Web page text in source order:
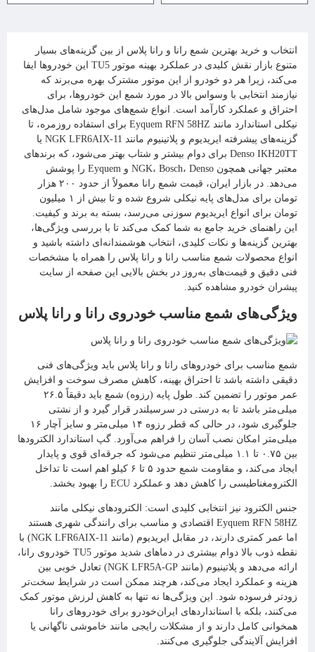
انتخاب و خرید بهترین شمع رانا و رانا پلاس از بین گزینه‌های بسیار
متنوع بازار نقش کلیدی در عملکرد بهینه موتور TU5 این خودرو‌ها ایفا
می‌کند، زیرا هر دو خودرو از این موتور مشترک بهره می‌برند که
نیازمند انتخابی با وسواس بالا در مورد شمع این خودروها، برای
احتراق و عملکرد کارآمد است. انواع شمع‌های موجود شامل مدل‌های
نیکلی استاندارد مانند Eyquem RFN 58HZ برای استفاده روزمره، تا
گزینه‌های پیشرفته ایریدیوم و پلاتینیوم مانند NGK LFR6AIX-11 یا
Denso IKH20TT برای دوام بیشتر و شتاب بهتر می‌شود، که برندهای
معتبر جهانی همچون NGK، Bosch، Denso و Eyquem را پوشش
می‌دهد. در بازار ایران، قیمت شمع رانا معمولاً از حدود ۲۰۰ هزار
تومان برای مدل‌های پایه نیکلی شروع شده و تا بیش از ۱ میلیون
تومان برای انواع ایریدیوم سوزنی می‌رسد، بسته به برند و کیفیت.
این راهنمای خرید جامع به شما کمک می‌کند تا با بررسی ویژگی‌ها،
بهترین گزینه‌ها و نکات کلیدی، انتخاب هوشمندانه‌ای داشته باشید و
انواع محصولات شمع مناسب رانا و رانا پلاس را همراه با مشخصات
فنی دقیق و قیمت‌های به‌روز در بخش بالایی این صفحه از سایت
پیشران خودرو مشاهده کنید.
ویژگی‌های شمع مناسب خودروی رانا و رانا پلاس
شمع مناسب برای خودروهای رانا و رانا پلاس باید ویژگی‌های فنی
دقیقی داشته باشد تا احتراق بهینه، کاهش مصرف سوخت و افزایش
عمر موتور را تضمین کند. طول پایه (رزوه) شمع باید دقیقاً ۲۶.۵
میلی‌متر باشد تا به درستی در سرسیلندر قرار گیرد و از نشتی
جلوگیری شود، در حالی که قطر رزوه ۱۴ میلی‌متر و سایز آچار ۱۶
میلی‌متر امکان نصب آسان را فراهم می‌آورد. گپ استاندارد الکترودها
بین ۰.۷۵ تا ۱.۱ میلی‌متر تنظیم می‌شود که جرقه‌ای قوی و پایدار
ایجاد می‌کند، و مقاومت شمع حدود ۵ تا ۶ کیلو اهم است تا تداخل
الکترومغناطیسی را کاهش دهد و عملکرد ECU را بهبود بخشد.
جنس الکترود نیز انتخابی کلیدی است: الکترودهای نیکلی مانند
Eyquem RFN 58HZ اقتصادی و مناسب برای رانندگی شهری هستند
اما عمر کمتری دارند، در مقابل ایریدیوم (مانند NGK LFR6AIX-11) با
نقطه ذوب بالا دوام بیشتری در دماهای شدید موتور TU5 خودروی رانا،
ارائه می‌دهد و پلاتینیوم (مانند NGK LFR5A-GP) تعادل خوبی بین
هزینه و عملکرد ایجاد می‌کند، هرچند ممکن است در شرایط سخت‌تر
زودتر فرسوده شود. این ویژگی‌ها نه تنها به کاهش لرزش موتور کمک
می‌کنند، بلکه با استانداردهای ایران‌خودرو برای خودروهای رانا
همخوانی کامل دارند و از مشکلات رایجی مانند خاموشی ناگهانی یا
افزایش آلایندگی جلوگیری می‌کنند.